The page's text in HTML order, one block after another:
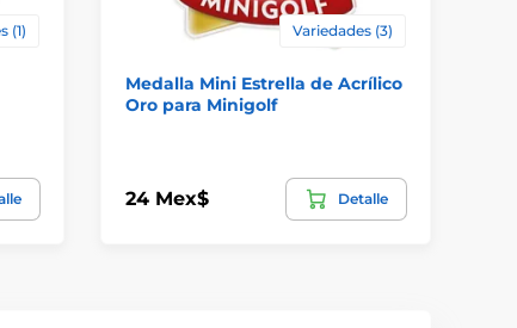
(1) Variedades (3)
Medalla Mini Estrella de Acrílico
Oro para Minigolf
24 Mex$ Detalle